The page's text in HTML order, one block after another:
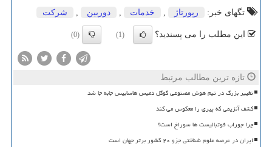
تگهای خبر:
رپورتاژ خدمات دوربین شركت
این مطلب را می پسندید؟ (1)
(0)
تازه ترین مطالب مرتبط
تغییر بزرگ در تیم هوش مصنوعی گوگل دمیس هاسابیس جابه جا شد
کشف آنزیمی که پیری را معکوس می کند
چرا جوراب فوتبالیست ها سوراخ است؟
ایران در عرصه علوم شناختی جزو ۲۰ کشور برتر جهان است